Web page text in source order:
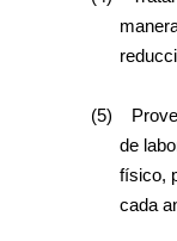
(5)
de
físico,
cada